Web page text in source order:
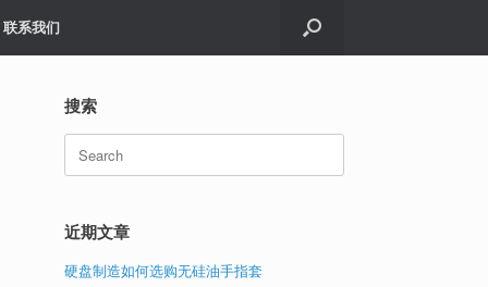
联系我们
搜索
Search
for:
近期文章
硬盘制造如何选购无硅油手指套